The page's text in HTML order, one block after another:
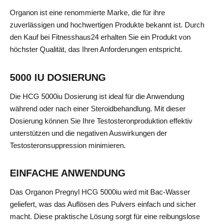
Organon ist eine renommierte Marke, die für ihre
zuverlässigen und hochwertigen Produkte bekannt ist. Durch
den Kauf bei Fitnesshaus24 erhalten Sie ein Produkt von
höchster Qualität, das Ihren Anforderungen entspricht.
5000 IU DOSIERUNG
Die HCG 5000iu Dosierung ist ideal für die Anwendung
während oder nach einer Steroidbehandlung. Mit dieser
Dosierung können Sie Ihre Testosteronproduktion effektiv
unterstützen und die negativen Auswirkungen der
Testosteronsuppression minimieren.
EINFACHE ANWENDUNG
Das Organon Pregnyl HCG 5000iu wird mit Bac-Wasser
geliefert, was das Auflösen des Pulvers einfach und sicher
macht. Diese praktische Lösung sorgt für eine reibungslose